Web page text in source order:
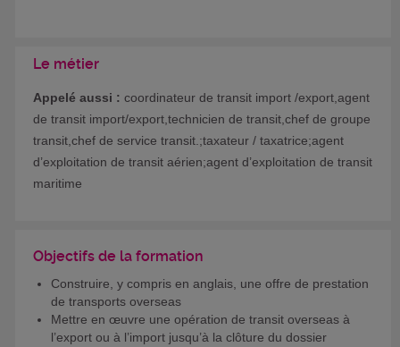
Le métier
Appelé aussi : coordinateur de transit import /export,agent
de transit import/export,technicien de transit,chef de groupe
transit,chef de service transit.;taxateur / taxatrice;agent
d’exploitation de transit aérien;agent d’exploitation de transit
maritime
Objectifs de la formation
Construire, y compris en anglais, une offre de prestation
de transports overseas
Mettre en œuvre une opération de transit overseas à
l’export ou à l’import jusqu’à la clôture du dossier